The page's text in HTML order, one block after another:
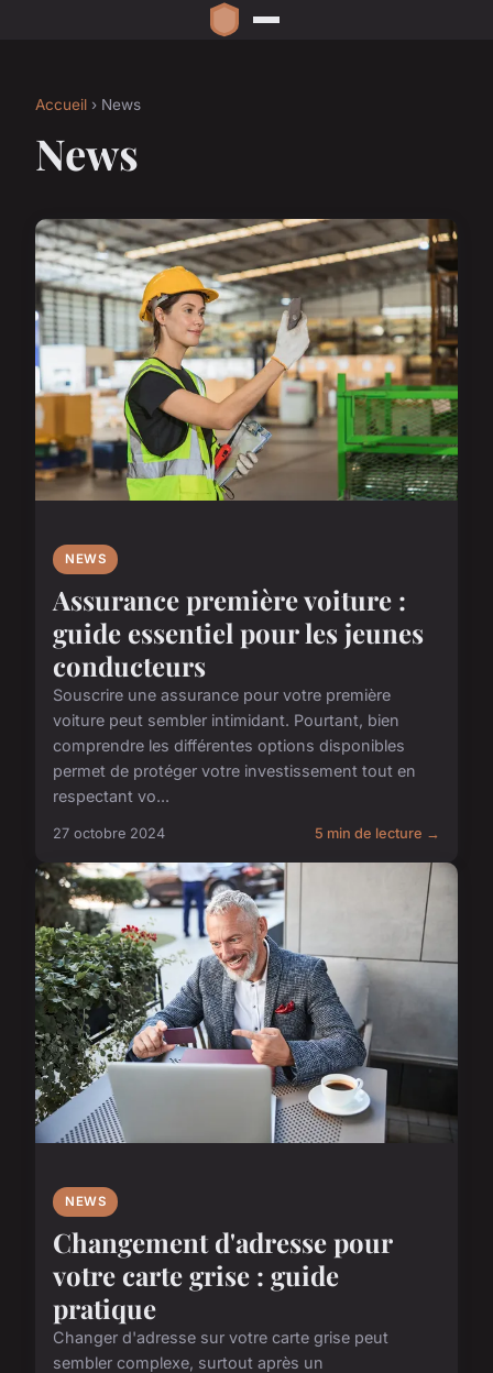
Accueil › News
News
NEWS
Assurance première voiture :
guide essentiel pour les jeunes
conducteurs
Souscrire une assurance pour votre première
voiture peut sembler intimidant. Pourtant, bien
comprendre les différentes options disponibles
permet de protéger votre investissement tout en
respectant vo...
27 octobre 2024 5 min de lecture →
NEWS
Changement d'adresse pour
votre carte grise : guide
pratique
Changer d'adresse sur votre carte grise peut
sembler complexe, surtout après un